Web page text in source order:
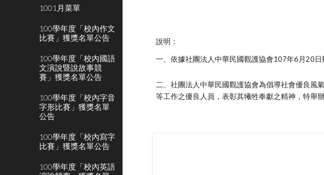
1001月菜單
100學年度「校內作文
比賽」獲獎名單公告
100學年度「校內國語
文演說暨說故事競
賽」獲獎名單公告
100學年度「校內字音
字形比賽」獲獎名單
公告
100學年度「校內寫字
比賽」獲獎名單公告
100學年度「校內英語
說明：
一、依據社團法人中華民國觀護協會107年6月20
二、社團法人中華民國觀護協會為倡導社會優良風
等工作之優良人員，表彰其犧牲奉獻之精神，特舉